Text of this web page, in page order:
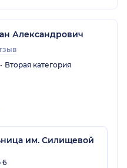
Александрович
Вторая категория
им. Силищевой
6